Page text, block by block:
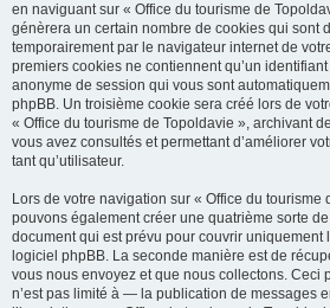
en naviguant sur « Office du tourisme de
génèrera un certain nombre de cookies qui sont
temporairement par le navigateur internet de
premiers cookies ne contiennent qu’un
anonyme de session qui vous sont
phpBB. Un troisième cookie sera créé lors de
« Office du tourisme de Topoldavie », archivant
vous avez consultés et permettant d’améliorer
tant qu’utilisateur.
Lors de votre navigation sur « Office du tourisme
pouvons également créer une quatrième sorte
document qui est prévu pour couvrir uniquement
logiciel phpBB. La seconde manière est de
vous nous envoyez et que nous collectons.
n’est pas limité à — la publication de messages